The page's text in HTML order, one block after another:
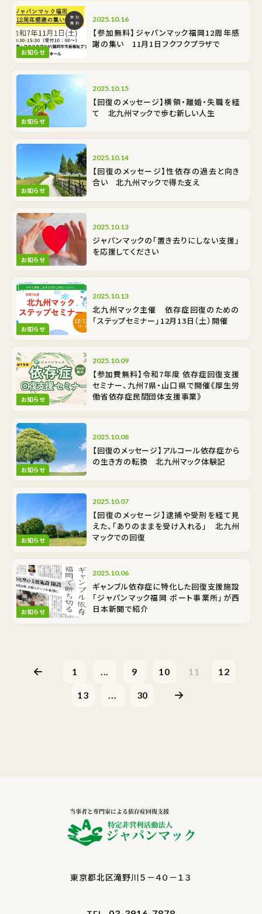
お知らせ
2025.10.16
【参加無料】ジャパンマック福岡12周年感
謝の集い 11月1日フクフクプラザで
お知らせ
2025.10.15
【回復のメッセージ】横領・離婚・失職を経
て 北九州マックで歩む新しい人生
お知らせ
2025.10.14
【回復のメッセージ】性依存の過去と向き
合い 北九州マックで得た支え
お知らせ
2025.10.13
ジャパンマックの「置き去りにしない支援」
を応援してください
お知らせ
2025.10.13
北九州マック主催 依存症回復のための
「ステップセミナー」12月13日（土）開催
お知らせ
2025.10.09
【参加費無料】令和7年度 依存症回復支援
セミナー、九州7県・山口県で開催《厚生労
働省依存症民間団体支援事業》
お知らせ
2025.10.08
【回復のメッセージ】アルコール依存症から
の生き方の転換 北九州マック体験記
お知らせ
2025.10.07
【回復のメッセージ】逮捕や受刑を経て見
えた、「ありのままを受け入れる」 北九州
マックでの回復
お知らせ
2025.10.06
ギャンブル依存症に特化した回復支援施設
「ジャパンマック福岡 ポート事業所」が西
日本新聞で紹介
1 ... 9 10 11 12
13 ... 30
東京都北区滝野川５－４０－１３